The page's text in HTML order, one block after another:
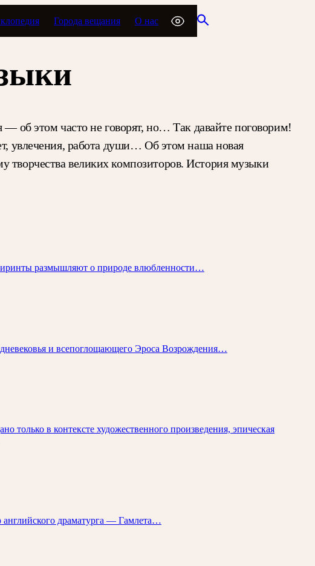
Города вещания О нас
об этом часто не говорят, но… Так давайте поговорим!
увлечения, работа души… Об этом наша новая
творчества великих композиторов. История музыки
размышляют о природе влюбленности…
и всепоглощающего Эроса Возрождения…
только в контексте художественного произведения, эпическая
драматурга — Гамлета…